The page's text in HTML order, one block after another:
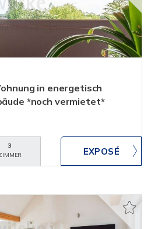
in energetisch
*noch vermietet*
3